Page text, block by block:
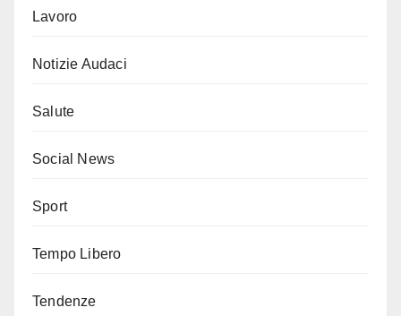
Lavoro
Notizie Audaci
Salute
Social News
Sport
Tempo Libero
Tendenze